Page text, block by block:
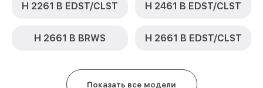
H 2261 B EDST/CLST H 2461 B EDST/CLST
H 2661 B BRWS H 2661 B EDST/CLST
Показать все модели